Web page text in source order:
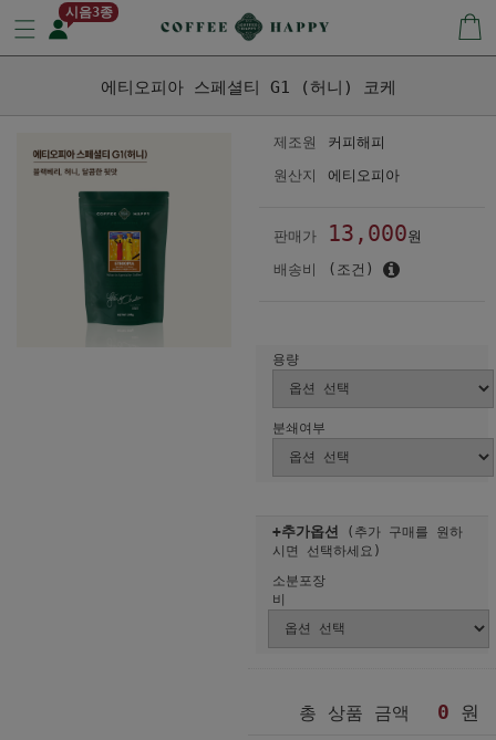
시음3종
에티오피아 스페셜티 G1 (허니) 코케
제조원
커피해피
원산지
에티오피아
판매가 13,000원
배송비
(조건)
용량
분쇄여부
+추가옵션
(추가 구매를 원하
시면 선택하세요)
소분포장
비
총 상품 금액 0 원